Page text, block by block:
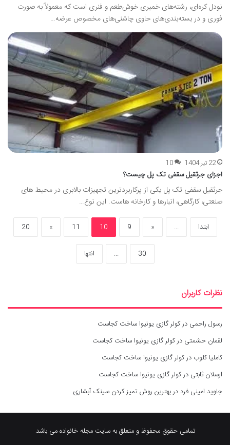
نودل کره‌ای، رشته‌های خمیری خوش‌طعم و فنری است که معمولاً به صورت
فوری و در بسته‌بندی‌های حاوی چاشنی‌های مخصوص عرضه…
22 تیر 1404 10
اجزای جرثقیل سقفی تک پل چیست؟
جرثقیل سقفی تک پل یکی از پرکاربردترین تجهیزات بالابری در محیط های
صنعتی، کارگاهی، انبارها و کارخانه هاست. این نوع…
ابتدا ...
«
9
10
11
»
20
30
... انتها
نظرات کاربران
رسول راحمی درکولر گازی یونیوا ساخت کجاست
لقمان حشمتی درکولر گازی یونیوا ساخت کجاست
کاملیا کلوب درکولر گازی یونیوا ساخت کجاست
ارسلان ثابتی درکولر گازی یونیوا ساخت کجاست
جاوید امینی فرد دربهترین روش تمیز کردن سینک آبشاری
تمامی حقوق محفوظ و متعلق به سایت مجله خانواده می باشد.